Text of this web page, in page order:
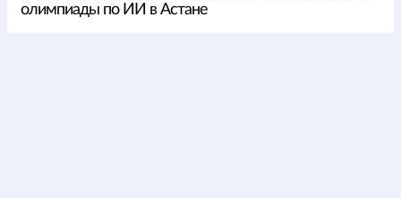
олимпиады по ИИ в Астане